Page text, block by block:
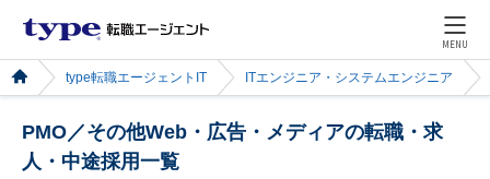
MENU
type転職エージェントIT ITエンジニア・システムエンジニア
PMO／その他Web・広告・メディアの転職・求
人・中途採用一覧